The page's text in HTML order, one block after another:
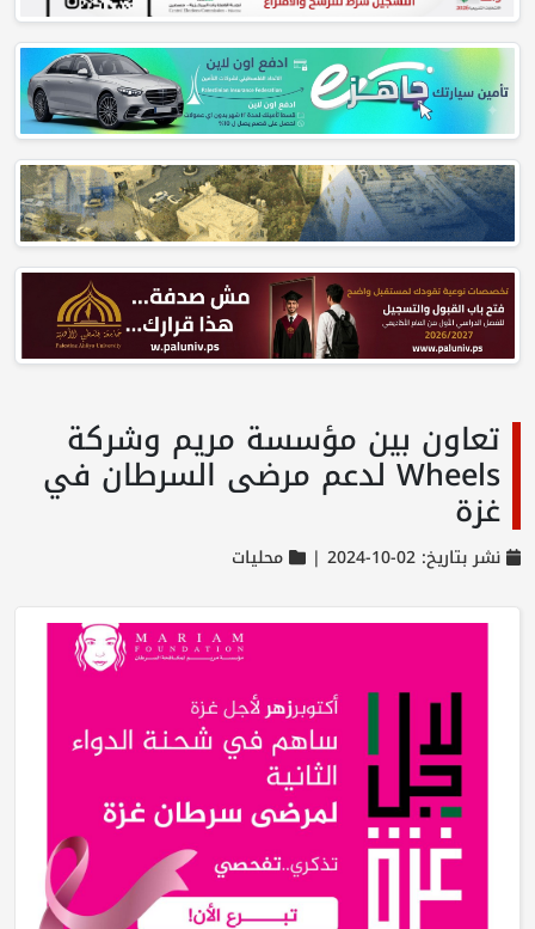
تعاون بين مؤسسة مريم وشركة
Wheels لدعم مرضى السرطان في
غزة
نشر بتاريخ: 02-10-2024 | محليات